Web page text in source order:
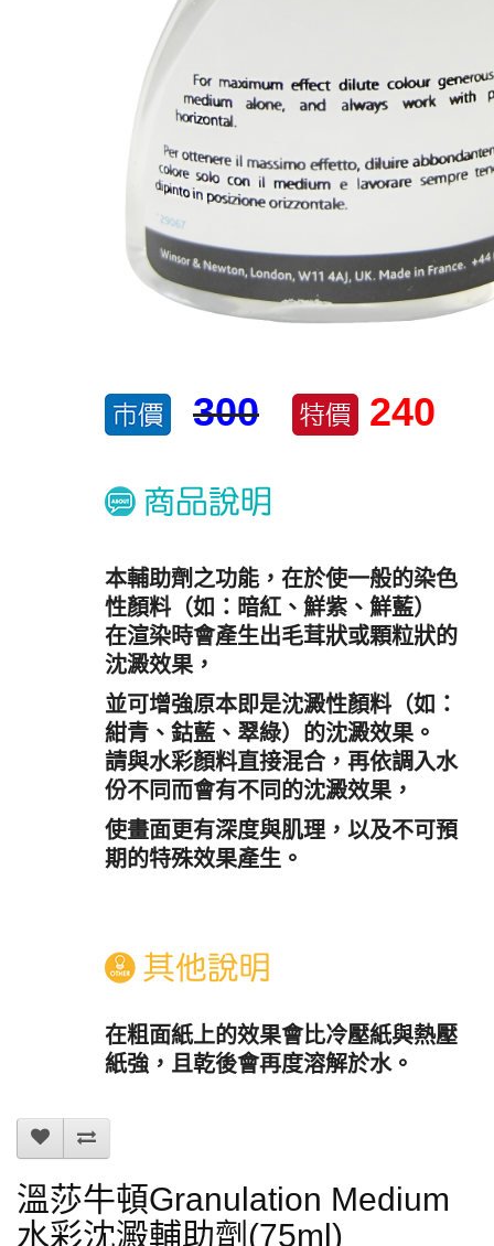
300 240
本輔助劑之功能，在於使一般的染色
性顏料 （如：暗紅、鮮紫、鮮藍）
在渲染時會產生出毛茸狀或顆粒狀的
沈澱效果，
並可增強原本即是沈澱性顏料（如：
紺青、鈷藍、翠綠）的沈澱效果。
請與水彩顏料直接混合，再依調入水
份不同而會有不同的沈澱效果，
使畫面更有深度與肌理，以及不可預
期的特殊效果產生。
在粗面紙上的效果會比冷壓紙與熱壓
紙強，且乾後會再度溶解於水。
溫莎牛頓Granulation Medium
水彩沈澱輔助劑(75ml)